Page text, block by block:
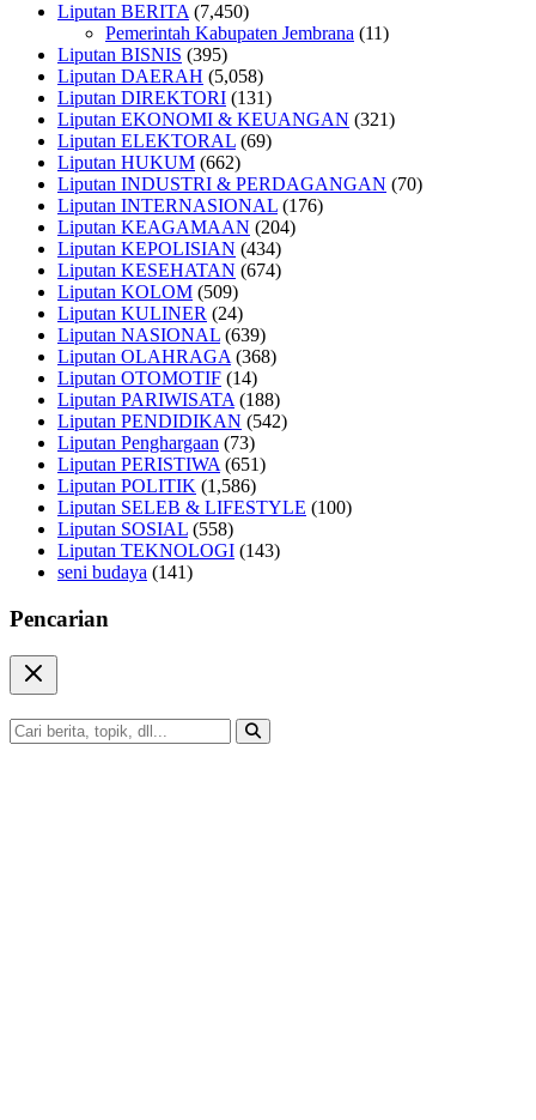
Liputan BERITA (7,450)
Pemerintah Kabupaten Jembrana (11)
Liputan BISNIS (395)
Liputan DAERAH (5,058)
Liputan DIREKTORI (131)
Liputan EKONOMI & KEUANGAN (321)
Liputan ELEKTORAL (69)
Liputan HUKUM (662)
Liputan INDUSTRI & PERDAGANGAN (70)
Liputan INTERNASIONAL (176)
Liputan KEAGAMAAN (204)
Liputan KEPOLISIAN (434)
Liputan KESEHATAN (674)
Liputan KOLOM (509)
Liputan KULINER (24)
Liputan NASIONAL (639)
Liputan OLAHRAGA (368)
Liputan OTOMOTIF (14)
Liputan PARIWISATA (188)
Liputan PENDIDIKAN (542)
Liputan Penghargaan (73)
Liputan PERISTIWA (651)
Liputan POLITIK (1,586)
Liputan SELEB & LIFESTYLE (100)
Liputan SOSIAL (558)
Liputan TEKNOLOGI (143)
seni budaya (141)
Pencarian